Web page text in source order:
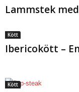
Lammstek
Kött
Ibericokött –
Kött